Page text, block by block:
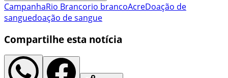
CampanhaRio Brancorio brancoAcreDoação de
sanguedoação de sangue
Compartilhe esta notícia